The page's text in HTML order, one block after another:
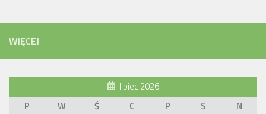
WIĘCEJ
lipiec 2026
P
W Ś C P S
N